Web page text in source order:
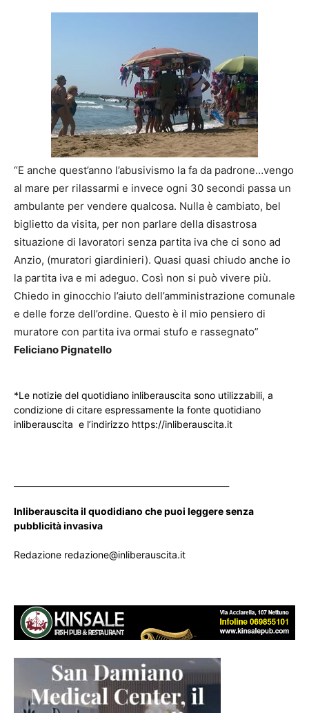
“E anche quest’anno l’abusivismo la fa da padrone…vengo
al mare per rilassarmi e invece ogni 30 secondi passa un
ambulante per vendere qualcosa. Nulla è cambiato, bel
biglietto da visita, per non parlare della disastrosa
situazione di lavoratori senza partita iva che ci sono ad
Anzio, (muratori giardinieri). Quasi quasi chiudo anche io
la partita iva e mi adeguo. Così non si può vivere più.
Chiedo in ginocchio l’aiuto dell’amministrazione comunale
e delle forze dell’ordine. Questo è il mio pensiero di
muratore con partita iva ormai stufo e rassegnato”
Feliciano Pignatello
*Le notizie del quotidiano inliberauscita sono utilizzabili, a
condizione di citare espressamente la fonte quotidiano
inliberauscita e l’indirizzo https://inliberauscita.it
Inliberauscita il quodidiano che puoi leggere senza
pubblicità invasiva
Redazione redazione@inliberauscita.it